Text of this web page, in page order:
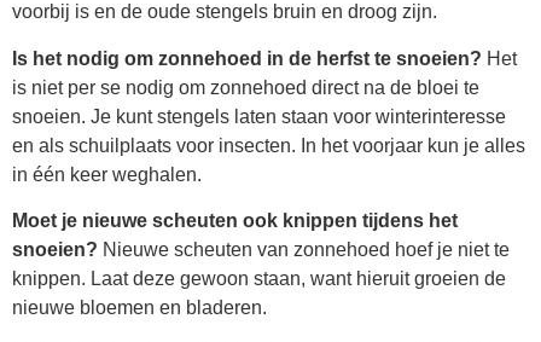
voorbij is en de oude stengels bruin en droog zijn.
Is het nodig om zonnehoed in de herfst te snoeien? Het
is niet per se nodig om zonnehoed direct na de bloei te
snoeien. Je kunt stengels laten staan voor winterinteresse
en als schuilplaats voor insecten. In het voorjaar kun je alles
in één keer weghalen.
Moet je nieuwe scheuten ook knippen tijdens het
snoeien? Nieuwe scheuten van zonnehoed hoef je niet te
knippen. Laat deze gewoon staan, want hieruit groeien de
nieuwe bloemen en bladeren.